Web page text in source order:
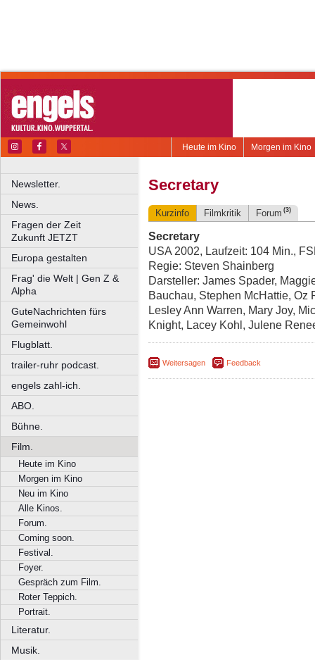
Morgen im Kino
Heute im Kino
Newsletter.
News.
Fragen der Zeit
Zukunft JETZT
Europa gestalten
Frag' die Welt | Gen Z &
Alpha
GuteNachrichten fürs
Gemeinwohl
Flugblatt.
trailer-ruhr podcast.
engels zahl-ich.
ABO.
Bühne.
Film.
Heute im Kino
Morgen im Kino
Neu im Kino
Alle Kinos.
Forum.
Coming soon.
Festival.
Foyer.
Gespräch zum Film.
Roter Teppich.
Portrait.
Literatur.
Musik.
Secretary
Kurzinfo Filmkritik Forum (3)
Secretary
USA 2002, Laufzeit: 104 Min.,
Regie: Steven Shainberg
Darsteller: James Spader,
Bauchau, Stephen McHattie, Oz
Lesley Ann Warren, Mary Joy,
Knight, Lacey Kohl, Julene
Weitersagen Feedback